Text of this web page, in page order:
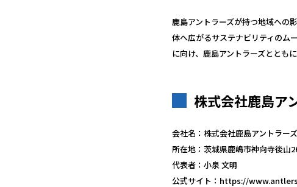
鹿島アントラーズが持つ地域への
体へ広がるサステナビリティのム
に向け、鹿島アントラーズととも
株式会社鹿島ア
会社名：株式会社鹿島アントラー
所在地：茨城県鹿嶋市神向寺後山
代表者：小泉 文明
公式サイト：https://